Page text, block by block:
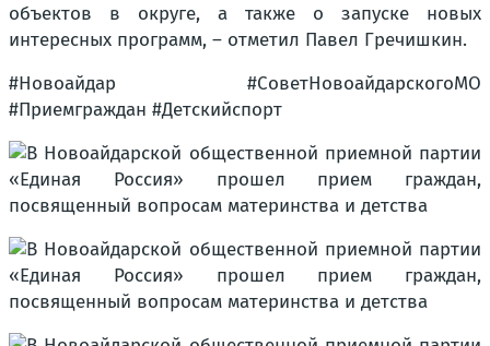
объектов в округе, а также о запуске новых
интересных программ, – отметил Павел Гречишкин.
#Новоайдар #СоветНовоайдарскогоМО
#Приемграждан #Детскийспорт